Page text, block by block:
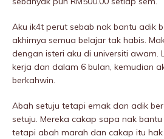
Aku ik4t perut sebab nak bantu adik
akhirnya semua belajar tak habis.
dengan isteri aku di universiti awam.
kerja dan dalam 6 bulan, kemudian
berkahwin.
Abah setuju tetapi emak dan adik
setuju. Mereka cakap sapa nak
tetapi abah marah dan cakap itu hak